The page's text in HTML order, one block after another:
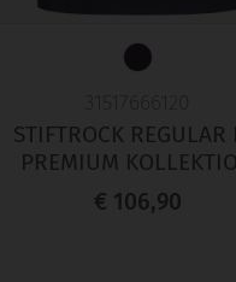
STIFTROCK REGULAR
PREMIUM
€ 106,90